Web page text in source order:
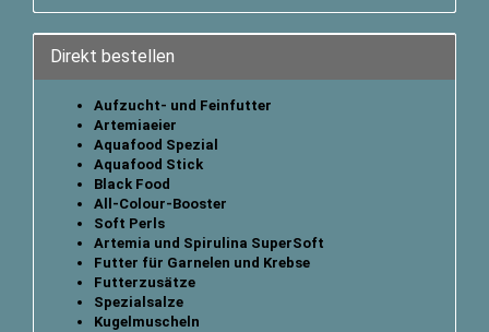
Direkt bestellen
Aufzucht- und Feinfutter
Artemiaeier
Aquafood Spezial
Aquafood Stick
B lack Food
All-Colour-Booster
Soft Perls
Artemia und Spirulina SuperSoft
Futter für Garnelen und Krebse
Futterzusätze
Spezialsalze
Kugelmuscheln